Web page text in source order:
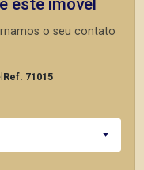
este imóvel
o seu contato
Ref. 71015